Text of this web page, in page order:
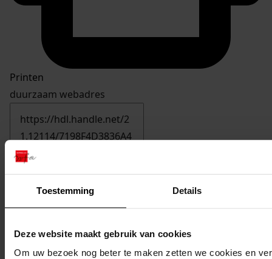
Toestemming Details
Deze website maakt gebruik van cookies
Om uw bezoek nog beter te maken zetten we cookies en
Printen
duurzaam webadres
Inventaris
Datering:
1995